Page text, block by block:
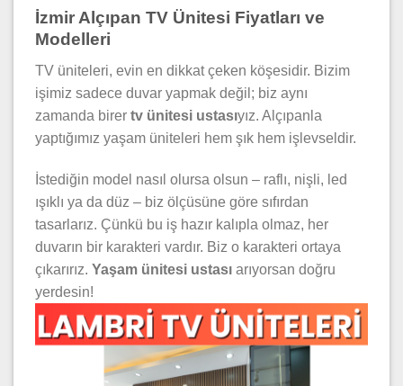
İzmir Alçıpan TV Ünitesi Fiyatları ve
Modelleri
TV üniteleri, evin en dikkat çeken köşesidir. Bizim
işimiz sadece duvar yapmak değil; biz aynı
zamanda birer tv ünitesi ustasıyız. Alçıpanla
yaptığımız yaşam üniteleri hem şık hem işlevseldir.
İstediğin model nasıl olursa olsun – raflı, nişli, led
ışıklı ya da düz – biz ölçüsüne göre sıfırdan
tasarlarız. Çünkü bu iş hazır kalıpla olmaz, her
duvarın bir karakteri vardır. Biz o karakteri ortaya
çıkarırız. Yaşam ünitesi ustası arıyorsan doğru
yerdesin!